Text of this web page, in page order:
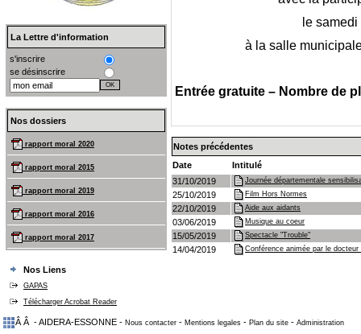
La Lettre d'information
s'inscrire
se désinscrire
Nos dossiers
rapport moral 2020
rapport moral 2015
rapport moral 2019
rapport moral 2016
rapport moral 2017
Nos Liens
GAPAS
Télécharger Acrobat Reader
le
à la salle
Entrée gratuite – Nombre de
Notes précédentes
Date
Intitulé
31/10/2019
Journée départementale
25/10/2019 Film Hors Normes
22/10/2019 Aide aux aidants
03/06/2019 Musique au coeur
15/05/2019 Spectacle "Trouble"
14/04/2019 Conférence animée par le docteur
Â Â - AIDERA-ESSONNE - Nous contacter - Mentions legales - Plan du site - Administration